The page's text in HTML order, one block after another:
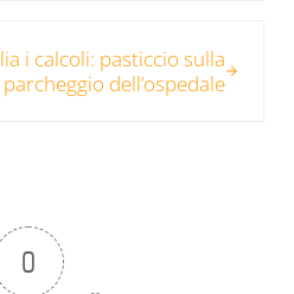
i calcoli: pasticcio sulla
dell’ospedale
0